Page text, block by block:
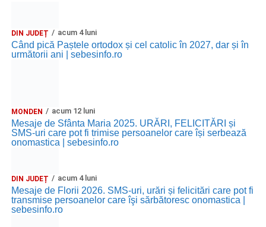
DIN JUDEȚ acum 4 luni
Când pică Paștele ortodox și cel catolic în 2027, dar și în
următorii ani | sebesinfo.ro
MONDEN acum 12 luni
Mesaje de Sfânta Maria 2025. URĂRI, FELICITĂRI și
SMS-uri care pot fi trimise persoanelor care își serbează
onomastica | sebesinfo.ro
DIN JUDEȚ acum 4 luni
Mesaje de Florii 2026. SMS-uri, urări și felicitări care pot fi
transmise persoanelor care îşi sărbătoresc onomastica |
sebesinfo.ro